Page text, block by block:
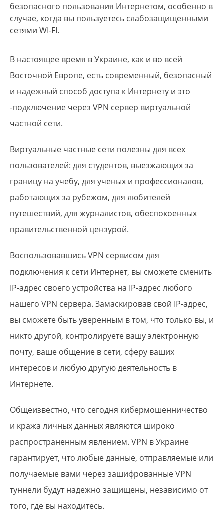
безопасного пользования Интернетом, особенно в
случае, когда вы пользуетесь слабозащищенными
сетями WI-FI.
В настоящее время в Украине, как и во всей
Восточной Европе, есть современный, безопасный
и надежный способ доступа к Интернету и это
-подключение через VPN сервер виртуальной
частной сети.
Виртуальные частные сети полезны для всех
пользователей: для студентов, выезжающих за
границу на учебу, для ученых и профессионалов,
работающих за рубежом, для любителей
путешествий, для журналистов, обеспокоенных
правительственной цензурой.
Воспользовавшись VPN сервисом для
подключения к сети Интернет, вы сможете сменить
IP-адрес своего устройства на IP-адрес любого
нашего VPN сервера. Замаскировав свой IP-адрес,
вы сможете быть уверенным в том, что только вы, и
никто другой, контролируете вашу электронную
почту, ваше общение в сети, сферу ваших
интересов и любую другую деятельность в
Интернете.
Общеизвестно, что сегодня кибермошенничество
и кража личных данных являются широко
распространенным явлением. VPN в Украине
гарантирует, что любые данные, отправляемые или
получаемые вами через зашифрованные VPN
туннели будут надежно защищены, независимо от
того, где вы находитесь.